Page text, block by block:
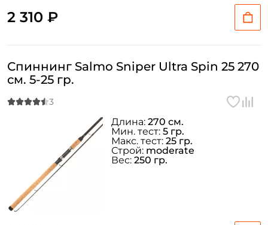
2 310 ₽
Спиннинг Salmo Sniper Ultra Spin 25 270
см. 5-25 гр.
Длина: 270 см.
Мин. тест: 5 гр.
Макс. тест: 25 гр.
Строй: moderate
Вес: 250 гр.